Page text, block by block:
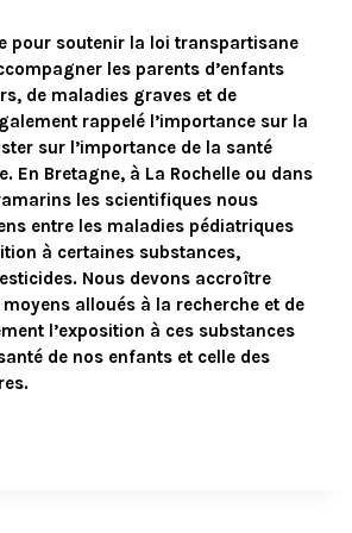
pour soutenir la loi transpartisane
les parents d’enfants
de maladies graves et de
rappelé l’importance sur la
sur l’importance de la santé
En Bretagne, à La Rochelle ou dans
les scientifiques nous
entre les maladies pédiatriques
à certaines substances,
Nous devons accroître
alloués à la recherche et de
l’exposition à ces substances
de nos enfants et celle des